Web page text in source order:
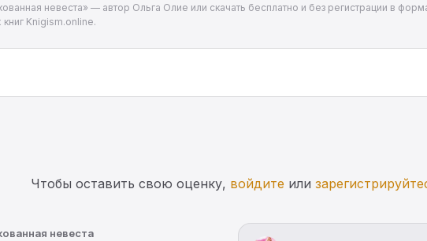
невеста» — автор Ольга Олие или скачать бесплатно и без регистрации в
Knigism.online.
Чтобы оставить свою оценку, войдите или
невеста